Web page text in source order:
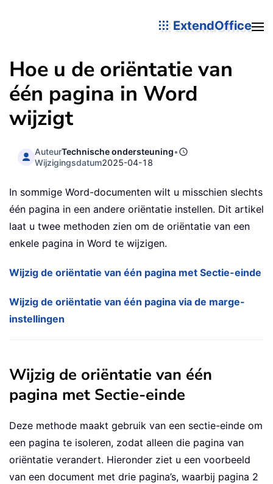
ExtendOffice
Hoe u de oriëntatie van
één pagina in Word
wijzigt
AuteurTechnische ondersteuning•
Wijzigingsdatum2025-04-18
In sommige Word-documenten wilt u misschien slechts
één pagina in een andere oriëntatie instellen. Dit artikel
laat u twee methoden zien om de oriëntatie van een
enkele pagina in Word te wijzigen.
Wijzig de oriëntatie van één pagina met Sectie-einde
Wijzig de oriëntatie van één pagina via de marge-
instellingen
Wijzig de oriëntatie van één
pagina met Sectie-einde
Deze methode maakt gebruik van een sectie-einde om
een pagina te isoleren, zodat alleen die pagina van
oriëntatie verandert. Hieronder ziet u een voorbeeld
van een document met drie pagina’s, waarbij pagina 2